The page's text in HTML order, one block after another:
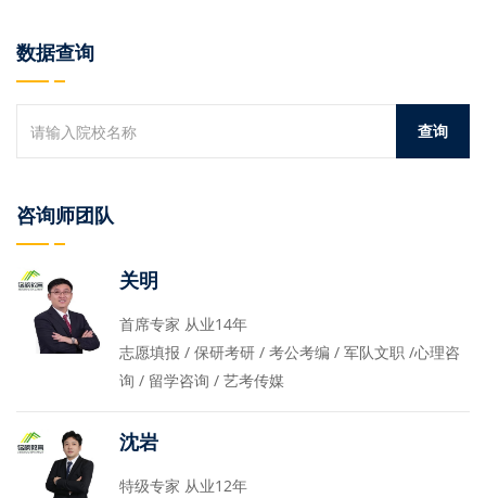
数据查询
咨询师团队
关明
首席专家 从业14年
志愿填报 / 保研考研 / 考公考编 / 军队文职 /心理咨
询 / 留学咨询 / 艺考传媒
沈岩
特级专家 从业12年